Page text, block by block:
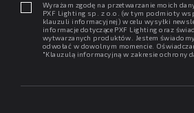
Wyrażam zgodę na przetwarzanie moich
PXF Lighting sp. z o.o. (w tym podmioty
klauzuli informacyjnej) w celu wysyłki
informacje dotyczące PXF Lighting oraz
wytwarzanych produktów. Jestem
odwołać w dowolnym momencie.
"Klauzulą informacyjną w zakresie ochrony